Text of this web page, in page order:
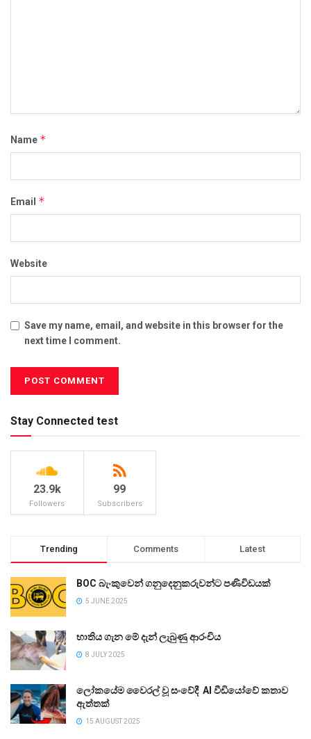
Name *
Email *
Website
Save my name, email, and website in this browser for the
next time I comment.
Stay Connected test
23.9k
Followers
99
Subscribers
Trending Comments Latest
BOC බැංකුවෙන් ගනුදෙනුකරුවන්ට පණිවිඩයක්
5 JUNE 2025
භාතිය ගැන මේ දැන් ලැබුණු ආරංචිය
8 JULY 2025
ලෝකයේම වෛරල් වූ සංවේදී AI වීඩියෝවේ කතාව
ඇත්තක්
15 AUGUST 2025